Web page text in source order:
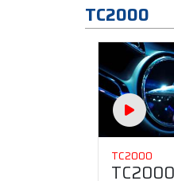
TC2000
TC2000